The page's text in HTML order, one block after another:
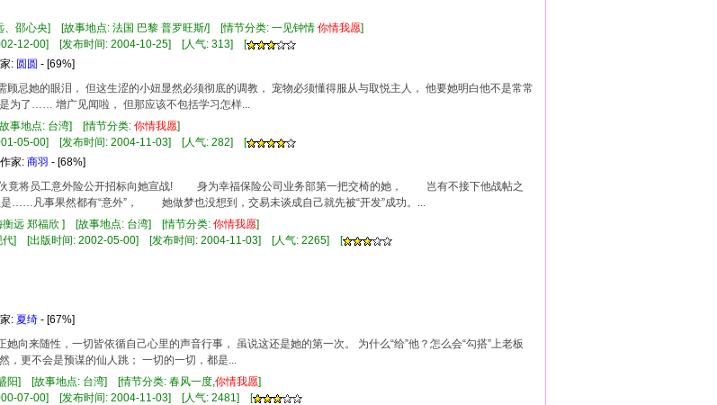
、邵心央] [故事地点: 法国 巴黎 普罗旺斯/] [情节分类: 一见钟情 你情我愿]
12-00] [发布时间: 2004-10-25] [人气: 313] [
: 圆圆 - [69%]
顾忌她的眼泪， 但这生涩的小妞显然必须彻底的调教， 宠物必须懂得服从与取悦主人， 他要她明白他不是常常
为了…… 增广见闻啦， 但那应该不包括学习怎样...
事地点: 台湾] [情节分类: 你情我愿]
05-00] [发布时间: 2004-11-03] [人气: 282] [
家: 商羽 - [68%]
将员工意外险公开招标向她宣战! 身为幸福保险公司业务部第一把交椅的她， 岂有不接下他战帖之
凡事果然都有“意外”， 她做梦也没想到，交易未谈成自己就先被“开发”成功。...
衡远 郑福欣 ] [故事地点: 台湾] [情节分类: 你情我愿]
代] [出版时间: 2002-05-00] [发布时间: 2004-11-03] [人气: 2265] [
: 夏绮 - [67%]
她向来随性，一切皆依循自己心里的声音行事， 虽说这还是她的第一次。 为什么“给”他？怎么会“勾搭”上老板
，更不会是预谋的仙人跳； 一切的一切，都是...
阳] [故事地点: 台湾] [情节分类: 春风一度,你情我愿]
07-00] [发布时间: 2004-11-03] [人气: 2481] [